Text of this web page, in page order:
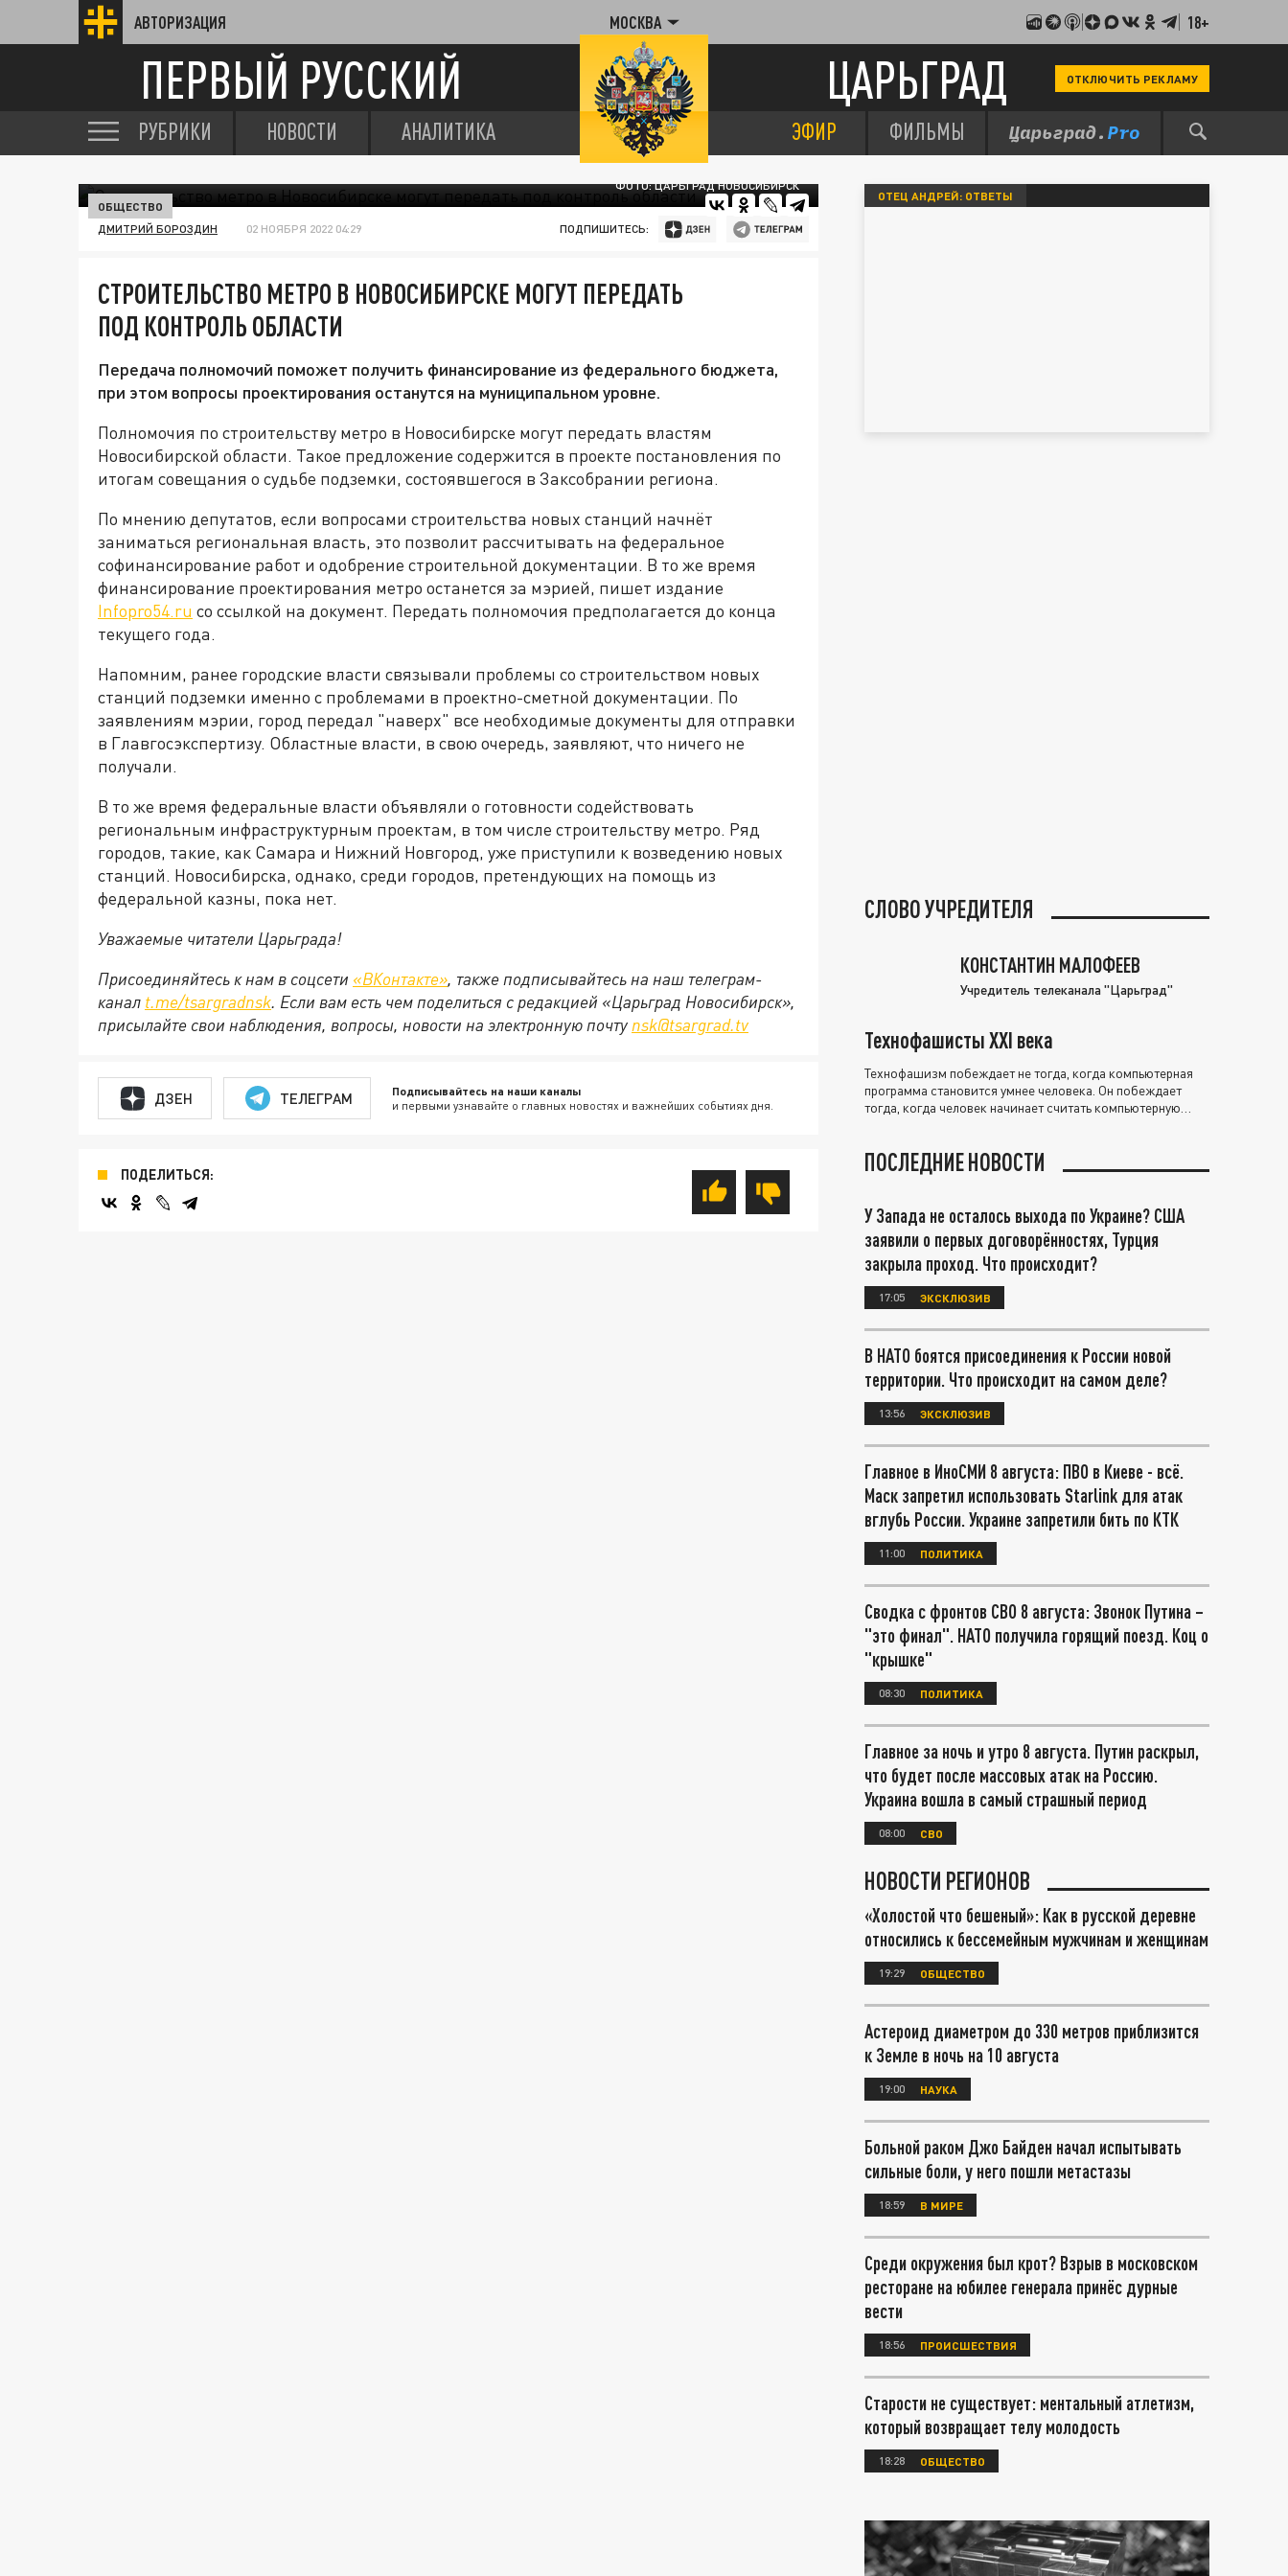
АВТОРИЗАЦИЯ МОСКВА 18+
ПЕРВЫЙ РУССКИЙ ЦАРЬГРАД ОТКЛЮЧИТЬ РЕКЛАМУ
РУБРИКИ НОВОСТИ АНАЛИТИКА ЭФИР ФИЛЬМЫ
ФОТО: ЦАРЬГРАД НОВОСИБИРСК
ОБЩЕСТВО
ДМИТРИЙ БОРОЗДИН 02 НОЯБРЯ 2022 04:29 ПОДПИШИТЕСЬ:
СТРОИТЕЛЬСТВО МЕТРО В НОВОСИБИРСКЕ МОГУТ ПЕРЕДАТЬ
ПОД КОНТРОЛЬ ОБЛАСТИ
Передача полномочий поможет получить финансирование из федерального бюджета,
при этом вопросы проектирования останутся на муниципальном уровне.
Полномочия по строительству метро в Новосибирске могут передать властям
Новосибирской области. Такое предложение содержится в проекте постановления по
итогам совещания о судьбе подземки, состоявшегося в Заксобрании региона.
По мнению депутатов, если вопросами строительства новых станций начнёт
заниматься региональная власть, это позволит рассчитывать на федеральное
софинансирование работ и одобрение строительной документации. В то же время
финансирование проектирования метро останется за мэрией, пишет издание
Infopro54.ru со ссылкой на документ. Передать полномочия предполагается до конца
текущего года.
Напомним, ранее городские власти связывали проблемы со строительством новых
станций подземки именно с проблемами в проектно-сметной документации. По
заявлениям мэрии, город передал "наверх" все необходимые документы для отправки
в Главгосэкспертизу. Областные власти, в свою очередь, заявляют, что ничего не
получали.
В то же время федеральные власти объявляли о готовности содействовать
региональным инфраструктурным проектам, в том числе строительству метро. Ряд
городов, такие, как Самара и Нижний Новгород, уже приступили к возведению новых
станций. Новосибирска, однако, среди городов, претендующих на помощь из
федеральной казны, пока нет.
Уважаемые читатели Царьграда!
Присоединяйтесь к нам в соцсети «ВКонтакте», также подписывайтесь на наш телеграм-
канал t.me/tsargradnsk. Если вам есть чем поделиться с редакцией «Царьград Новосибирск»,
присылайте свои наблюдения, вопросы, новости на электронную почту nsk@tsargrad.tv
ДЗЕН ТЕЛЕГРАМ Подписывайтесь на наши каналы
и первыми узнавайте о главных новостях и важнейших событиях дня.
ПОДЕЛИТЬСЯ:
ОТЕЦ АНДРЕЙ: ОТВЕТЫ
СЛОВО УЧРЕДИТЕЛЯ
КОНСТАНТИН МАЛОФЕЕВ
Учредитель телеканала "Царьград"
Технофашисты XXI века
Технофашизм побеждает не тогда, когда компьютерная
программа становится умнее человека. Он побеждает
тогда, когда человек начинает считать компьютерную
ПОСЛЕДНИЕ НОВОСТИ
У Запада не осталось выхода по Украине? США
заявили о первых договорённостях, Турция
закрыла проход. Что происходит?
17:05 ЭКСКЛЮЗИВ
В НАТО боятся присоединения к России новой
территории. Что происходит на самом деле?
13:56 ЭКСКЛЮЗИВ
Главное в ИноСМИ 8 августа: ПВО в Киеве - всё.
Маск запретил использовать Starlink для атак
вглубь России. Украине запретили бить по КТК
11:00 ПОЛИТИКА
Сводка с фронтов СВО 8 августа: Звонок Путина –
"это финал". НАТО получила горящий поезд. Коц о
"крышке"
08:30 ПОЛИТИКА
Главное за ночь и утро 8 августа. Путин раскрыл,
что будет после массовых атак на Россию.
Украина вошла в самый страшный период
08:00 СВО
НОВОСТИ РЕГИОНОВ
«Холостой что бешеный»: Как в русской деревне
относились к бессемейным мужчинам и женщинам
19:29 ОБЩЕСТВО
Астероид диаметром до 330 метров приблизится
к Земле в ночь на 10 августа
19:00 НАУКА
Больной раком Джо Байден начал испытывать
сильные боли, у него пошли метастазы
18:59 В МИРЕ
Среди окружения был крот? Взрыв в московском
ресторане на юбилее генерала принёс дурные
вести
18:56 ПРОИСШЕСТВИЯ
Старости не существует: ментальный атлетизм,
который возвращает телу молодость
18:28 ОБЩЕСТВО